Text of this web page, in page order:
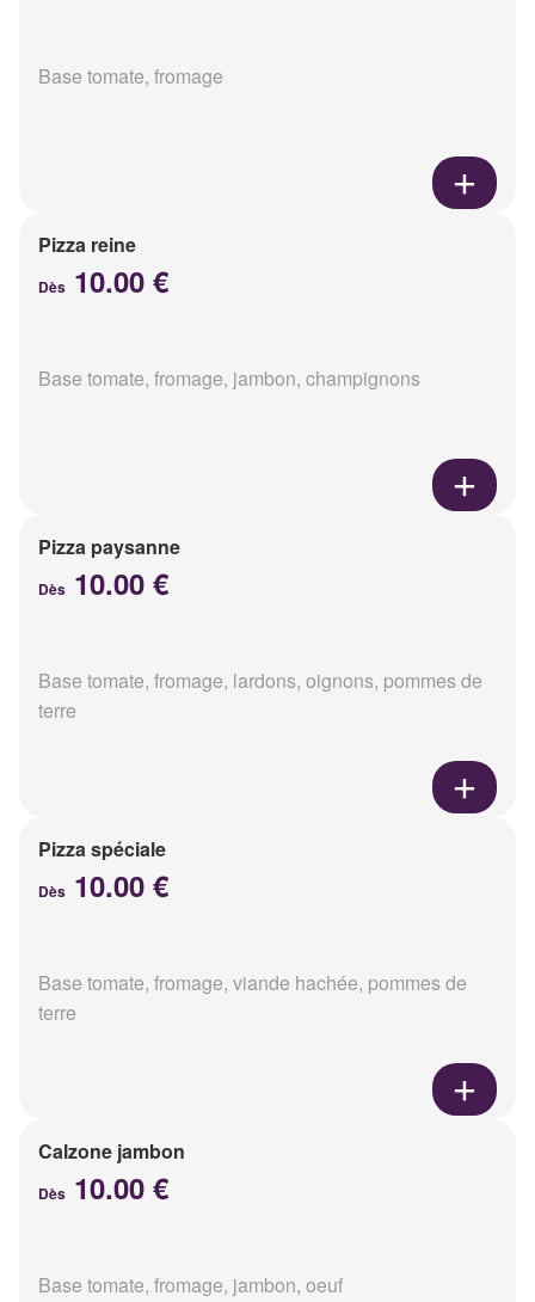
Base tomate, fromage
Pizza reine
Dès 10.00 €
Base tomate, fromage, jambon, champignons
Pizza paysanne
Dès 10.00 €
Base tomate, fromage, lardons, oignons, pommes de
terre
Pizza spéciale
Dès 10.00 €
Base tomate, fromage, viande hachée, pommes de
terre
Calzone jambon
Dès 10.00 €
Base tomate, fromage, jambon, oeuf